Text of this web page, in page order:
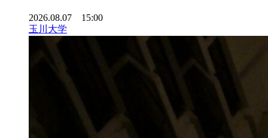
2026.08.07 15:00
玉川大学